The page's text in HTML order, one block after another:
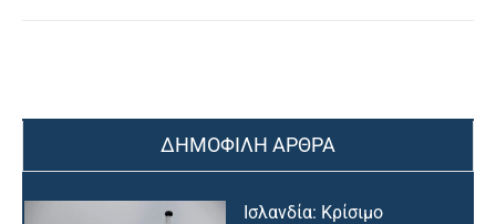
ΔΗΜΟΦΙΛΗ ΑΡΘΡΑ
Ισλανδία: Κρίσιμο